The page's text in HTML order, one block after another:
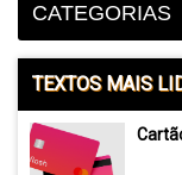
CATEGORIAS
TEXTOS MAIS